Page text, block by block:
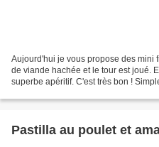
Aujourd'hui je vous propose des mini
de viande hachée et le tour est joué.
superbe apéritif. C'est très bon !
Pastilla au poulet et